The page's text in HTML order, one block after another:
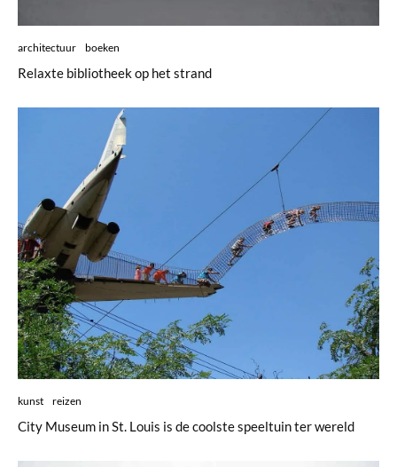
architectuur boeken
Relaxte bibliotheek op het strand
kunst reizen
City Museum in St. Louis is de coolste speeltuin ter wereld